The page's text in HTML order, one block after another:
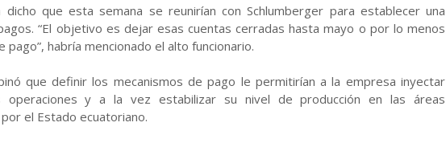
dicho que esta semana se reunirían con Schlumberger para establecer una
“El objetivo es dejar esas cuentas cerradas hasta mayo o por lo menos
pago”, habría mencionado el alto funcionario.
que definir los mecanismos de pago le permitirían a la empresa inyectar
operaciones y a la vez estabilizar su nivel de producción en las áreas
el Estado ecuatoriano.